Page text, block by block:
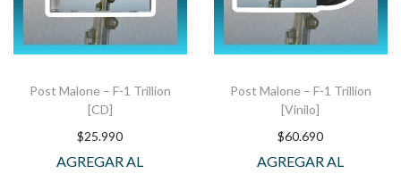
Post Malone – F-1 Trillion
[CD]
$25.990
AGREGAR AL
Post Malone – F-1 Trillion
[Vinilo]
$60.690
AGREGAR AL